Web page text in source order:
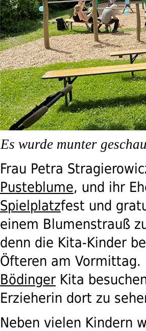
Es wurde munter
Frau Petra
Pusteblume, und ihr
Spielplatzfest und
einem Blumenstrauß
denn die Kita-Kinder
Öfteren am
Bödinger Kita
Erzieherin dort zu
Neben vielen Kindern